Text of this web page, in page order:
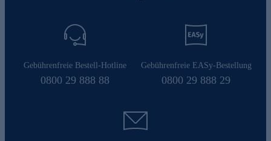
Gebührenfreie Bestell-Hotline
0800 29 888 88
Gebührenfreie EASy-Bestellung
0800 29 888 29